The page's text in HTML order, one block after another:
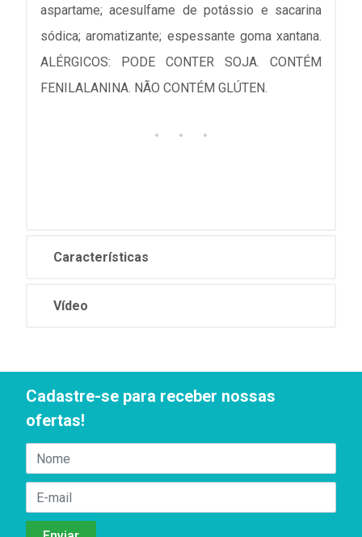
aspartame; acesulfame de potássio e sacarina
sódica; aromatizante; espessante goma xantana.
ALÉRGICOS: PODE CONTER SOJA. CONTÉM
FENILALANINA. NÃO CONTÉM GLÚTEN.
Características
Vídeo
Cadastre-se para receber nossas
ofertas!